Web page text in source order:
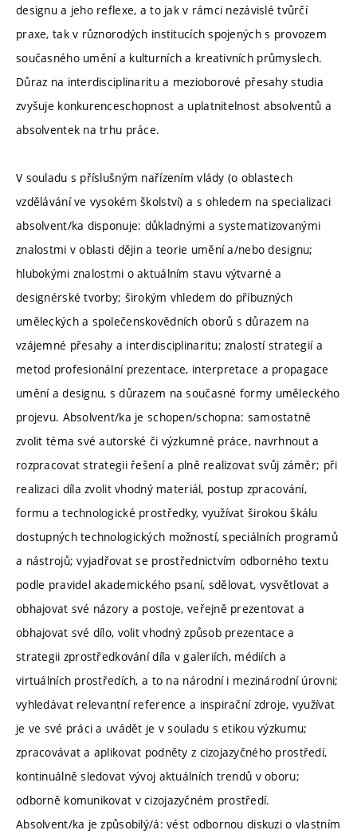
designu a jeho reflexe, a to jak v rámci nezávislé tvůrčí
praxe, tak v různorodých institucích spojených s provozem
současného umění a kulturních a kreativních průmyslech.
Důraz na interdisciplinaritu a mezioborové přesahy studia
zvyšuje konkurenceschopnost a uplatnitelnost absolventů a
absolventek na trhu práce.
V souladu s příslušným nařízením vlády (o oblastech
vzdělávání ve vysokém školství) a s ohledem na specializaci
absolvent/ka disponuje: důkladnými a systematizovanými
znalostmi v oblasti dějin a teorie umění a/nebo designu;
hlubokými znalostmi o aktuálním stavu výtvarné a
designérské tvorby; širokým vhledem do příbuzných
uměleckých a společenskovědních oborů s důrazem na
vzájemné přesahy a interdisciplinaritu; znalostí strategií a
metod profesionální prezentace, interpretace a propagace
umění a designu, s důrazem na současné formy uměleckého
projevu. Absolvent/ka je schopen/schopna: samostatně
zvolit téma své autorské či výzkumné práce, navrhnout a
rozpracovat strategii řešení a plně realizovat svůj záměr; při
realizaci díla zvolit vhodný materiál, postup zpracování,
formu a technologické prostředky, využívat širokou škálu
dostupných technologických možností, speciálních programů
a nástrojů; vyjadřovat se prostřednictvím odborného textu
podle pravidel akademického psaní, sdělovat, vysvětlovat a
obhajovat své názory a postoje, veřejně prezentovat a
obhajovat své dílo, volit vhodný způsob prezentace a
strategii zprostředkování díla v galeriích, médiích a
virtuálních prostředích, a to na národní i mezinárodní úrovni;
vyhledávat relevantní reference a inspirační zdroje, využívat
je ve své práci a uvádět je v souladu s etikou výzkumu;
zpracovávat a aplikovat podněty z cizojazyčného prostředí,
kontinuálně sledovat vývoj aktuálních trendů v oboru;
odborně komunikovat v cizojazyčném prostředí.
Absolvent/ka je způsobilý/á: vést odbornou diskuzi o vlastním